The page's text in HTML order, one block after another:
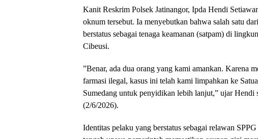
Kanit Reskrim Polsek Jatinangor, Ipda Hendi
oknum tersebut. Ia menyebutkan bahwa salah satu
berstatus sebagai tenaga keamanan (satpam) di
Cibeusi.
​”Benar, ada dua orang yang kami amankan. Karena
farmasi ilegal, kasus ini telah kami limpahkan ke
Sumedang untuk penyidikan lebih lanjut,” ujar Hendi
(2/6/2026).
​Identitas pelaku yang berstatus sebagai relawan